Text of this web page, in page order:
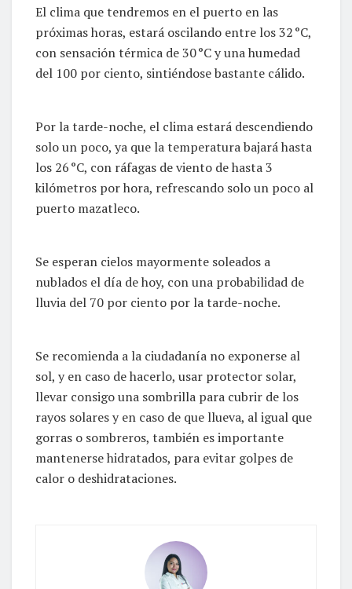
El clima que tendremos en el puerto en las
próximas horas, estará oscilando entre los 32 °C,
con sensación térmica de 30 °C y una humedad
del 100 por ciento, sintiéndose bastante cálido.
Por la tarde-noche, el clima estará descendiendo
solo un poco, ya que la temperatura bajará hasta
los 26 °C, con ráfagas de viento de hasta 3
kilómetros por hora, refrescando solo un poco al
puerto mazatleco.
Se esperan cielos mayormente soleados a
nublados el día de hoy, con una probabilidad de
lluvia del 70 por ciento por la tarde-noche.
Se recomienda a la ciudadanía no exponerse al
sol, y en caso de hacerlo, usar protector solar,
llevar consigo una sombrilla para cubrir de los
rayos solares y en caso de que llueva, al igual que
gorras o sombreros, también es importante
mantenerse hidratados, para evitar golpes de
calor o deshidrataciones.